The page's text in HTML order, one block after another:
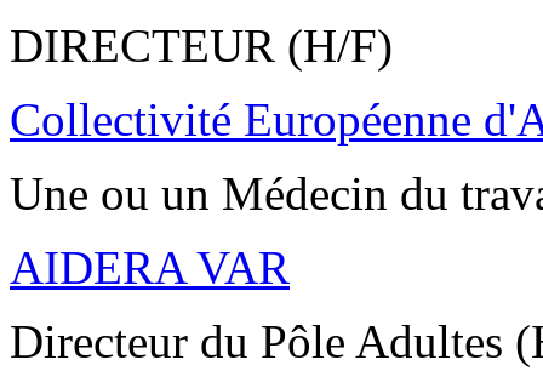
DIRECTEUR (H/F)
Collectivité Européenne
Une ou un Médecin du
AIDERA VAR
Directeur du Pôle Adultes